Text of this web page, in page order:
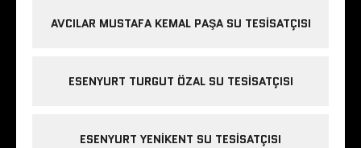
AVCILAR MUSTAFA KEMAL PAŞA SU TESISATÇISI
ESENYURT TURGUT ÖZAL SU TESISATÇISI
ESENYURT YENIKENT SU TESISATÇISI